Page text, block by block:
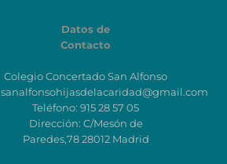
Datos de
Contacto
Colegio Concertado San Alfonso
sanalfonsohijasdelacaridad@gmail.com
Teléfono: 915 28 57 05
Dirección: C/Mesón de
Paredes,78 28012 Madrid